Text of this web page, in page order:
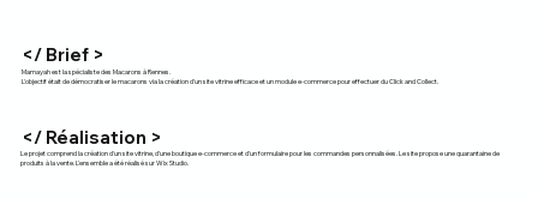
</ Brief >
Mamayah est la spécialiste des Macarons à Rennes.
L'objectif était de démocratiser le macarons via la création d'un site vitrine efficace et un module e-commerce pour effectuer du Click and Collect.
</ Réalisation >
Le projet comprend la création d'un site vitrine, d'une boutique e-commerce et d'un formulaire pour les commandes personnalisées. Le site propose une quarantaine de
produits à la vente. L'ensemble a été réalisé sur Wix Studio.